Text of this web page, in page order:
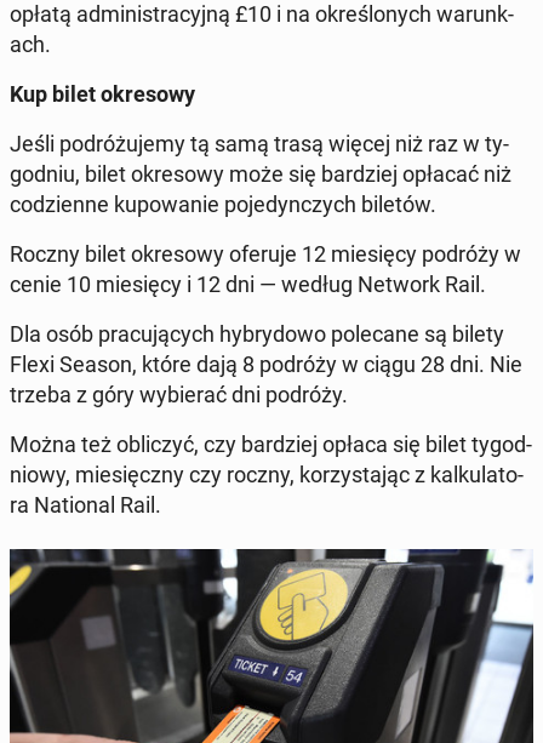
opłatą ad­min­is­tra­cyjną £10 i na określonych warunk­
ach.
Kup bilet okre­sowy
Jeśli po­dróżu­je­my tą samą trasą więcej niż raz w ty­
god­niu, bilet okre­sowy może się bardziej opłacać niż
codzi­enne kupowanie po­je­dynczych biletów.
Roczny bilet okre­sowy oferuje 12 miesię­cy podróży w
cenie 10 miesię­cy i 12 dni — według Network Rail.
Dla osób pracu­ją­cych hy­bry­dowo pole­cane są bilety
Flexi Season, które dają 8 podróży w ciągu 28 dni. Nie
trzeba z góry wybier­ać dni podróży.
Można też obliczyć, czy bardziej opłaca się bilet ty­god­
niowy, miesięczny czy roczny, ko­rzys­ta­jąc z kalku­la­to­
ra Na­tion­al Rail.